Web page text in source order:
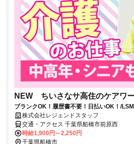
NEW ちいさなサ高住のケアワ
ブランクOK！履歴書不要！日払いOK！/
株式会社レジェンドスタッフ
交通・アクセス 千葉県船橋市前原西
時給1,900円～2,250円
千葉県船橋市